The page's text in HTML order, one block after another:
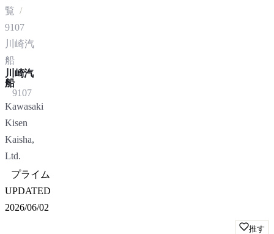
覧
9107
川崎汽
船
川崎汽
船
9107
Kawasaki
Kisen
Kaisha,
Ltd.
プライム
UPDATED
2026/06/02
推す